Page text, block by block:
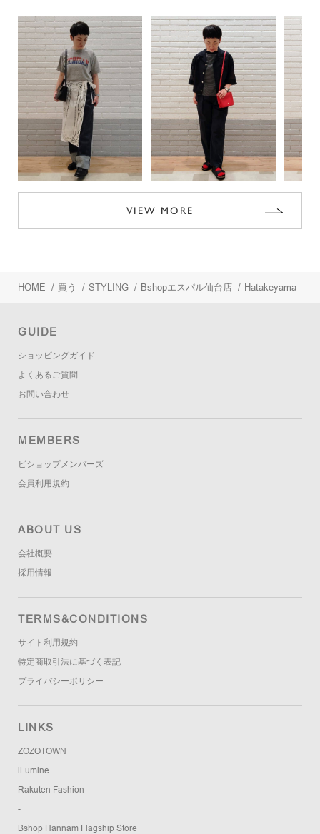
VIEW MORE
HOME / 買う / STYLING / Bshopエスパル仙台店 / Hatakeyama
GUIDE
ショッピングガイド
よくあるご質問
お問い合わせ
MEMBERS
ビショップメンバーズ
会員利用規約
ABOUT US
会社概要
採用情報
TERMS&CONDITIONS
サイト利用規約
特定商取引法に基づく表記
プライバシーポリシー
LINKS
ZOZOTOWN
iLumine
Rakuten Fashion
-
Bshop Hannam Flagship Store